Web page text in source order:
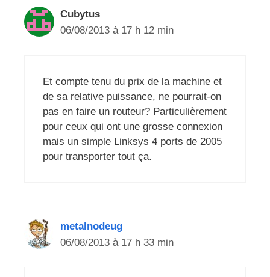
Cubytus
06/08/2013 à 17 h 12 min
Et compte tenu du prix de la machine et
de sa relative puissance, ne pourrait-on
pas en faire un routeur? Particulièrement
pour ceux qui ont une grosse connexion
mais un simple Linksys 4 ports de 2005
pour transporter tout ça.
metalnodeug
06/08/2013 à 17 h 33 min